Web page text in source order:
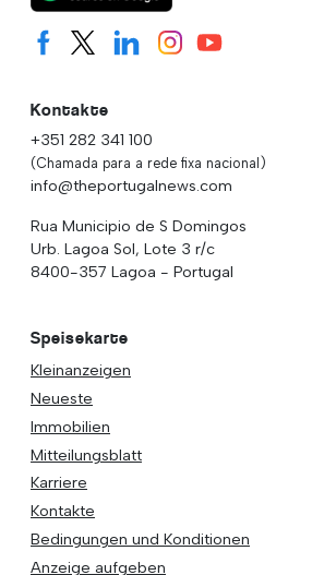
Kontakte
+351 282 341 100
(Chamada para a rede fixa nacional)
info@theportugalnews.com
Rua Municipio de S Domingos
Urb. Lagoa Sol, Lote 3 r/c
8400-357 Lagoa - Portugal
Speisekarte
Kleinanzeigen
Neueste
Immobilien
Mitteilungsblatt
Karriere
Kontakte
Bedingungen und Konditionen
Anzeige aufgeben